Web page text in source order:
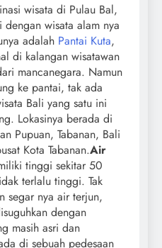
wisata di Pulau Bal,
wisata alam nya
adalah Pantai Kuta,
di kalangan wisatawan
mancanegara. Namun
ke pantai, tak ada
Bali yang satu ini
Lokasinya berada di
Pupuan, Tabanan, Bali
Kota Tabanan.Air
tinggi sekitar 50
terlalu tinggi. Tak
segar nya air terjun,
dengan
masih asri dan
di sebuah pedesaan